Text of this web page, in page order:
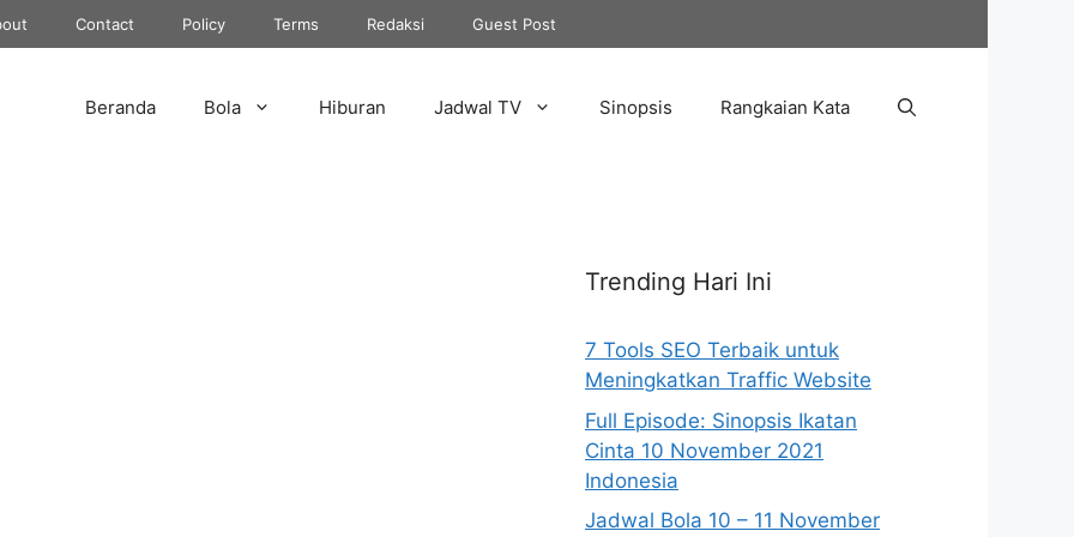
Contact Policy Terms Redaksi Guest Post
Beranda Bola Hiburan Jadwal TV Sinopsis Rangkaian Kata
Trending Hari Ini
7 Tools SEO Terbaik untuk
Meningkatkan Traffic Website
Full Episode: Sinopsis Ikatan
Cinta 10 November 2021
Indonesia
Jadwal Bola 10 – 11 November